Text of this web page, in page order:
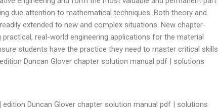
due attention to mathematical techniques. Both theory and
extended to new and complex situations. New chapter-
real-world engineering applications for the material
students have the practice they need to master critical skills
Duncan Glover chapter solution manual pdf | solutions .
Duncan Glover chapter solution manual pdf | solutions